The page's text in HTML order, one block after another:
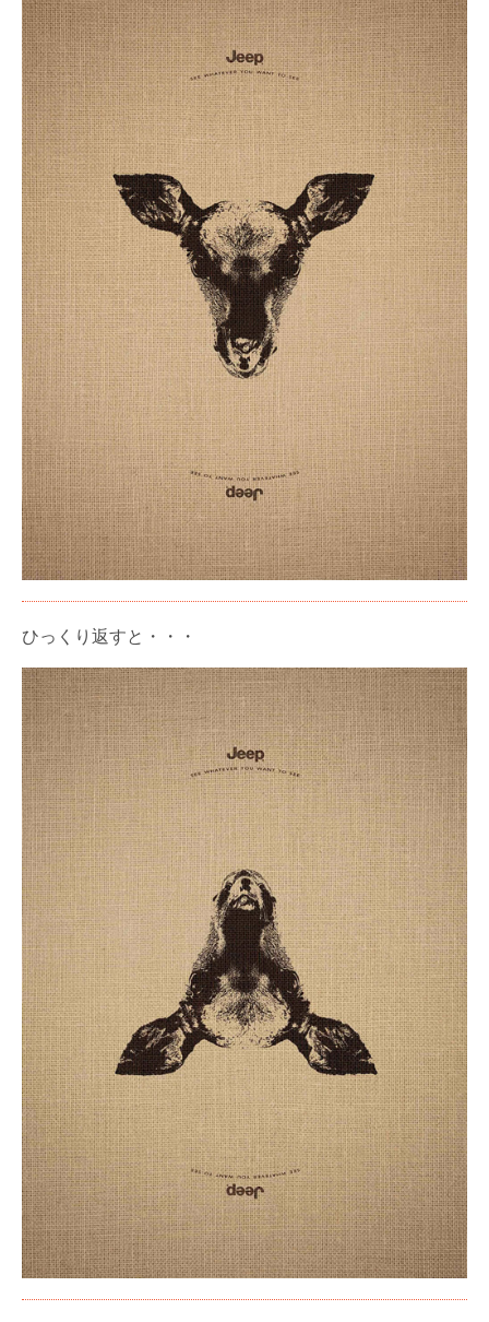
ひっくり返すと・・・